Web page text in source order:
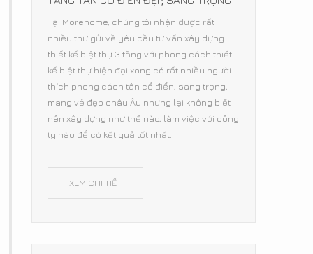
Tại Morehome, chúng tôi nhận được rất
nhiều thư gửi về yêu cầu tư vấn xây dựng
thiết kế biệt thự 3 tầng với phong cách thiết
kế biệt thự hiện đại xong có rất nhiều người
thích phong cách tân cổ điển, sang trọng,
mang vẻ đẹp châu Âu nhưng lại không biết
nên xây dựng như thế nào, làm việc với công
ty nào để có kết quả tốt nhất.
XEM CHI TIẾT